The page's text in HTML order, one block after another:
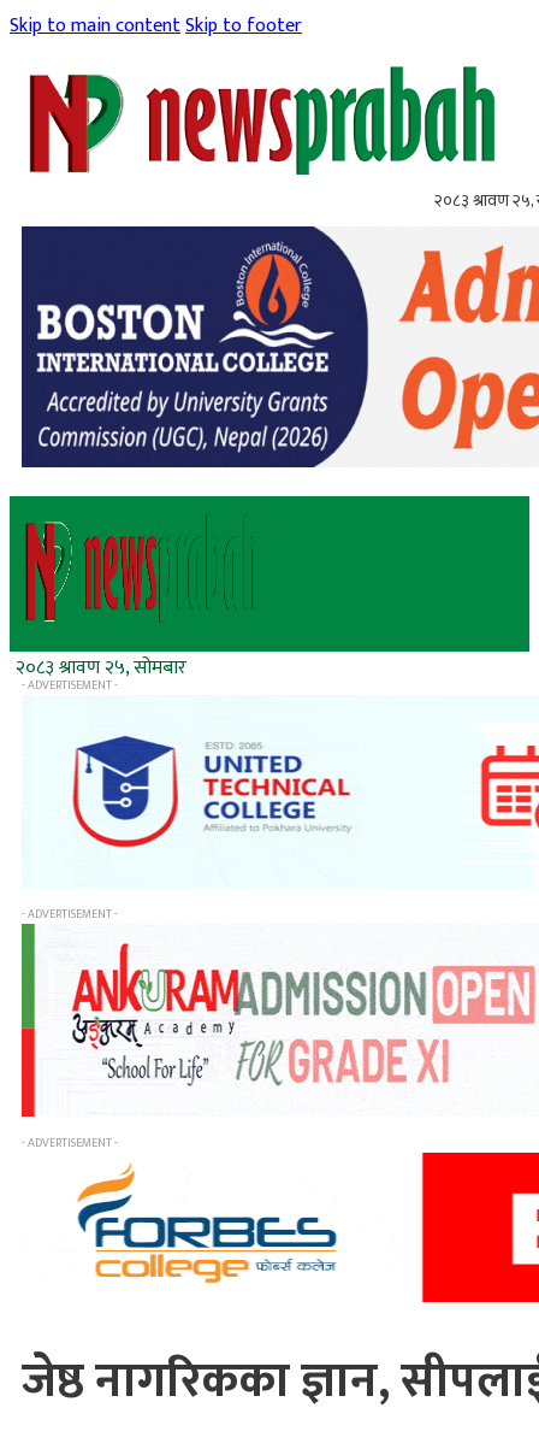
Skip to main contentSkip to footer
२०८३ श्रावण २५,
२०८३ श्रावण २५, सोमबार
- ADVERTISEMENT -
- ADVERTISEMENT -
- ADVERTISEMENT -
जेष्ठ नागरिकका ज्ञान,